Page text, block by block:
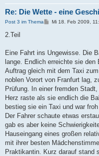
Re: Die Wette - eine
Post 3 im Thema
B
a
Mi 18. Feb 2009,
2.Teil
Eine Fahrt ins Ungewisse. Die
lange. Endlich erreichte sie
Auftrag gleich mit dem Taxi
noblen Vorort von Franfurt lag,
Prüfung. In einer fremden
Herz raste als sie endlich die
bestieg sie ein Taxi und war
Der Fahrer schaute etwas
gab es aber keine
Hauseingang eines großen
mit ihrer besten
Praktikantin. Kurz darauf stand